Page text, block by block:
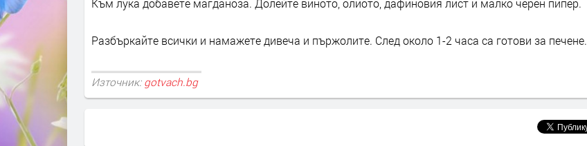
Към лука добавете магданоза. Долейте виното, олиото, дафиновия лист и малко черен пипер.
Разбъркайте всички и намажете дивеча и пържолите. След около 1-2 часа са готови за печене.
Източник: gotvach.bg